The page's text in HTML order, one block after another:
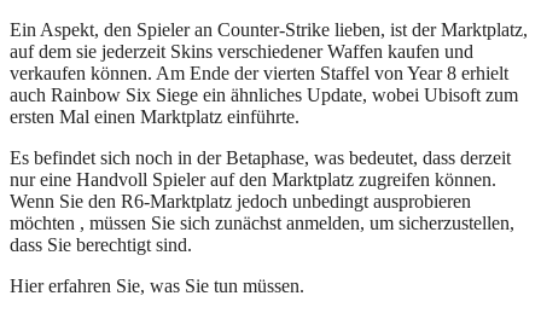
Ein Aspekt, den Spieler an Counter-Strike lieben, ist der Marktplatz,
auf dem sie jederzeit Skins verschiedener Waffen kaufen und
verkaufen können. Am Ende der vierten Staffel von Year 8 erhielt
auch Rainbow Six Siege ein ähnliches Update, wobei Ubisoft zum
ersten Mal einen Marktplatz einführte.
Es befindet sich noch in der Betaphase, was bedeutet, dass derzeit
nur eine Handvoll Spieler auf den Marktplatz zugreifen können.
Wenn Sie den R6-Marktplatz jedoch unbedingt ausprobieren
möchten , müssen Sie sich zunächst anmelden, um sicherzustellen,
dass Sie berechtigt sind.
Hier erfahren Sie, was Sie tun müssen.